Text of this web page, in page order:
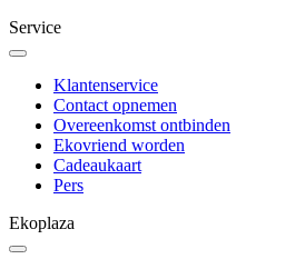
Service
Klantenservice
Contact opnemen
Overeenkomst ontbinden
Ekovriend worden
Cadeaukaart
Pers
Ekoplaza